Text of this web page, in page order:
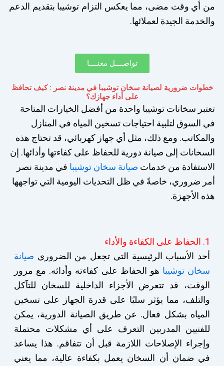
من أي وقت مضى، مما يعكس التزام توشيبا بتقديم الدعم
والخدمة الجيدة لعملائها.
تواصــــل معنــــا
خطوات ضرورية لصيانة سخان توشيبا في مدينة نصر : كيف تحافظ
على أداء جهازك؟
تعتبر سخانات توشيبا واحدة من أفضل الخيارات المتاحة
في السوق لتلبية احتياجات تسخين المياه في المنازل
والمكاتب. ومع ذلك، مثل أي جهاز كهربائي، قد تحتاج هذه
السخانات إلى صيانة دورية للحفاظ على كفاءتها وأدائها. إن
الاستفادة من خدمات صيانة سخان توشيبا في مدينة نصر
أمر ضروري، خاصةً في ظل التحديات اليومية التي تواجهها
هذه الأجهزة.
1. الحفاظ على الكفاءة والأداء
أحد الأسباب الرئيسية التي تجعل من الضروري صيانة
سخان توشيبا هو الحفاظ على كفاءته وأدائه. مع مرور
الوقت، قد تتعرض الأجزاء الداخلية للسخان للتآكل
والتلف، مما يؤثر سلبًا على قدرة الجهاز على تسخين
المياه بشكل فعال. عن طريق الصيانة الدورية، يمكن
للفنيين المدربين التعرف على أي مشكلات محتملة
وإجراء الإصلاحات اللازمة قبل أن تتفاقم. هذا يساعد
في ضمان أن السخان يعمل بكفاءة عالية، مما يعني